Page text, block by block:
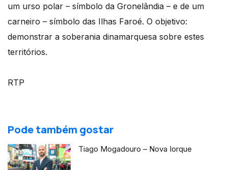
um urso polar – símbolo da Gronelândia – e de um
carneiro – símbolo das Ilhas Faroé. O objetivo:
demonstrar a soberania dinamarquesa sobre estes
territórios.
RTP
Pode também gostar
Tiago Mogadouro – Nova Iorque